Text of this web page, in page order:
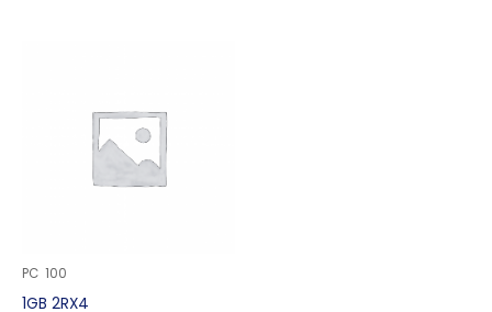
PC 100
1GB 2RX4